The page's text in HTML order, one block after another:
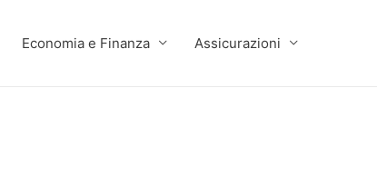
Economia e Finanza Assicurazioni